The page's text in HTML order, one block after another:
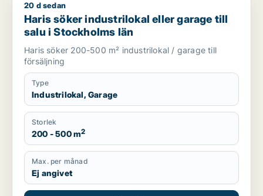
Haris söker industrilokal eller garage till salu i Stockholms län
20 d sedan
Haris söker industrilokal eller garage till
salu i Stockholms län
Haris söker 200-500 m² industrilokal / garage till
försäljning
Type
Industrilokal, Garage
Storlek
200 - 500 m2
Max. per månad
Ej angivet